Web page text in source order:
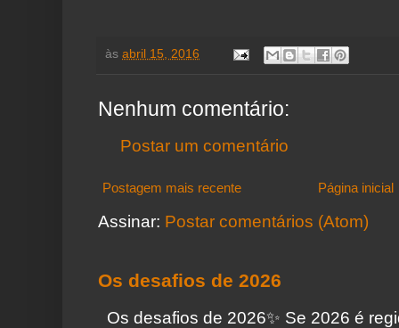
às abril 15, 2016
Nenhum comentário:
Postar um comentário
Postagem mais recente Página inicial
Assinar: Postar comentários (Atom)
Os desafios de 2026
Os desafios de 2026✨️ Se 2026 é